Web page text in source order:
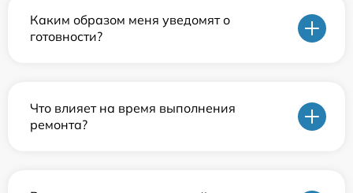
Каким образом меня уведомят о
готовности?
Что влияет на время выполнения
ремонта?